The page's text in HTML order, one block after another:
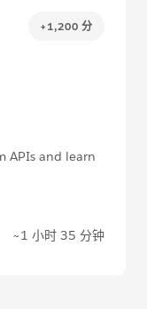
+1,200 分
APIs and learn
~1 小时 35 分钟